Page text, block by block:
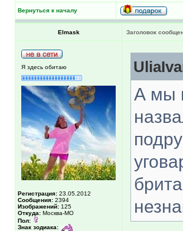
Вернуться к началу
Elmask Заголовок
Я здесь обитаю
Регистрация: 23.05.2012
Сообщения: 2394
Изображений: 125
Откуда: Москва-МО
Пол:
Знак зодиака:
А мы